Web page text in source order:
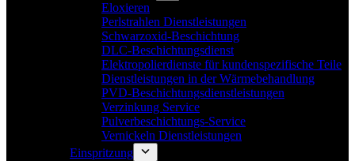
Eloxieren
Perlstrahlen Dienstleistungen
Schwarzoxid-Beschichtung
DLC-Beschichtungsdienst
Elektropolierdienste für kundenspezifische Teile
Dienstleistungen in der Wärmebehandlung
PVD-Beschichtungsdienstleistungen
Verzinkung Service
Pulverbeschichtungs-Service
Vernickeln Dienstleistungen
Einspritzung